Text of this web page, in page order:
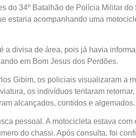
do 34º Batalhão de Polícia Militar
estaria acompanhando uma
a divisa de área, pois já havia
em Bom Jesus dos Perdões.
Gibim, os policiais visualizaram a
os indivíduos tentaram
alcançados, contidos e algemados.
pessoal. A motocicleta estava
do chassi. Após consulta, foi